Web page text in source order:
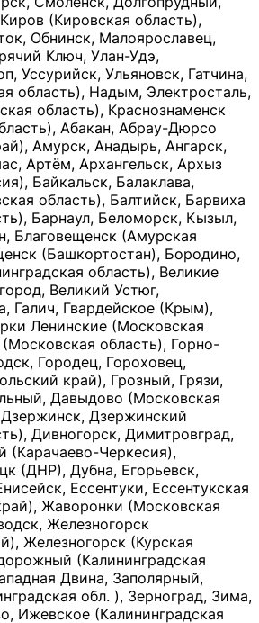
(Кировская область),
Обнинск, Малоярославец,
Ключ, Улан-Удэ,
Уссурийск, Ульяновск, Гатчина,
область), Надым, Электросталь,
область), Краснознаменск
Абакан, Абрау-Дюрсо
Амурск, Анадырь, Ангарск,
Артём, Архангельск, Архыз
Байкальск, Балаклава,
область), Балтийск, Барвиха
Барнаул, Беломорск, Кызыл,
Благовещенск (Амурская
(Башкортостан), Бородино,
область), Великие
Великий Устюг,
Галич, Гвардейское (Крым),
Ленинские (Московская
область), Горно-
Городец, Гороховец,
край), Грозный, Грязи,
Давыдово (Московская
Дзержинский
Дивногорск, Димитровград,
(Карачаево-Черкесия),
(ДНР), Дубна, Егорьевск,
Ессентуки, Ессентукская
Жаворонки (Московская
Железногорск
Железногорск (Курская
(Калининградская
Двина, Заполярный,
обл. ), Зерноград, Зима,
Ижевское (Калининградская